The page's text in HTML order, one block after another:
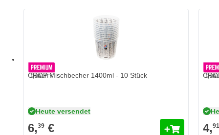
CROP Mischbecher 1400ml - 10 Stück
Heute versendet
6,39 € 4,